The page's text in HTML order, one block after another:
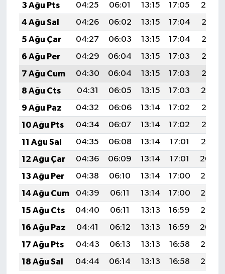
3 Ağu Pts
04:25 06:01 13:15 17:05
20:19
4 Ağu Sal
04:26 06:02 13:15 17:04
20:18
5 Ağu Çar
04:27 06:03 13:15 17:04
20:17
6 Ağu Per
04:29 06:04 13:15 17:03
20:16
7 Ağu Cum
04:30 06:04 13:15 17:03
20:15
8 Ağu Cts
04:31 06:05 13:15 17:03
20:14
9 Ağu Paz
04:32 06:06 13:14 17:02
20:13
10 Ağu Pts
04:34 06:07 13:14 17:02
20:12
11 Ağu Sal
04:35 06:08 13:14 17:01
20:10
12 Ağu Çar
04:36 06:09 13:14 17:01
20:09
13 Ağu Per
04:38 06:10 13:14 17:00
20:08
14 Ağu Cum
04:39 06:11 13:14 17:00
20:07
15 Ağu Cts
04:40 06:11 13:13 16:59
20:05
16 Ağu Paz
04:41 06:12 13:13 16:59
20:04
17 Ağu Pts
04:43 06:13 13:13 16:58
20:03
18 Ağu Sal
04:44 06:14 13:13 16:58
20:02